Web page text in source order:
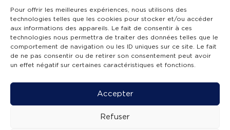
Pour offrir les meilleures expériences, nous utilisons des
technologies telles que les cookies pour stocker et/ou accéder
aux informations des appareils. Le fait de consentir à ces
technologies nous permettra de traiter des données telles que le
comportement de navigation ou les ID uniques sur ce site. Le fait
de ne pas consentir ou de retirer son consentement peut avoir
un effet négatif sur certaines caractéristiques et fonctions.
Accepter
Refuser
SUIVEZ-NOUS !
Mentions légales -Accessibilité